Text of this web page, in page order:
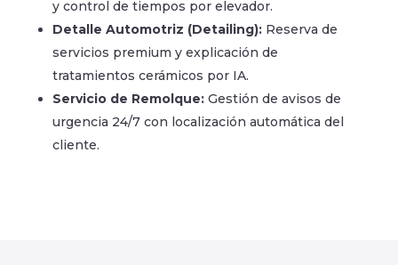
y control de tiempos por elevador.
Detalle Automotriz (Detailing):Reserva de
servicios premium y explicación de
tratamientos cerámicos por IA.
Servicio de Remolque:Gestión de avisos de
urgencia 24/7 con localización automática del
cliente.